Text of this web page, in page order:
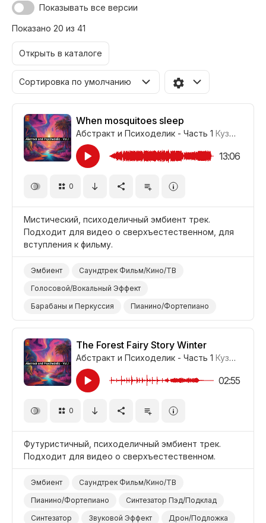
Показывать все версии
Показано 20 из 41
Открыть в каталоге
Сортировка по умолчанию
When mosquitoes sleep
Абстракт и Психоделик - Часть 1 Кузьма Богданов
13:06
0
Мистический, психоделичный эмбиент трек.
Подходит для видео о сверхъестественном, для
вступления к фильму.
Эмбиент
Саундтрек Фильм/Кино/ТВ
Голосовой/Вокальный Эффект
Барабаны и Перкуссия
Пианино/Фортепиано
Синтезатор Пэд/Подклад
Синтезатор
Звуковой Эффект
Дрон/Подложка
Медитативный
Задумчивый
Странный/Психоделичный
Сверхъестественный
Йога
Фильм Вступление
Фильм/Кино
The Forest Fairy Story Winter
Абстракт и Психоделик - Часть 1 Кузьма Богданов
02:55
0
Футуристичный, психоделичный эмбиент трек.
Подходит для видео о сверхъестественном.
Эмбиент
Саундтрек Фильм/Кино/ТВ
Пианино/Фортепиано
Синтезатор Пэд/Подклад
Синтезатор
Звуковой Эффект
Дрон/Подложка